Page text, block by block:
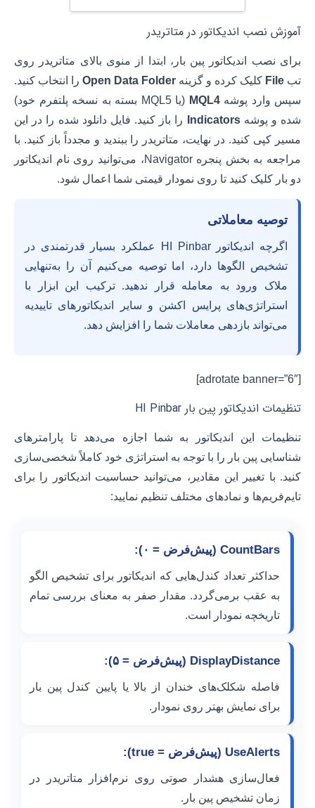
آموزش نصب اندیکاتور در متاتریدر
برای نصب اندیکاتور پین بار، ابتدا از منوی بالای متاتریدر روی
تب File کلیک کرده و گزینه Open Data Folder را انتخاب کنید.
سپس وارد پوشهMQL4
(یا MQL5 بسته به نسخه پلتفرم خود)
شده و پوشهIndicators
را باز کنید. فایل دانلود شده را در این
مسیر کپی کنید. در نهایت، متاتریدر را ببندید و مجدداً باز کنید. با
مراجعه به بخش پنجره Navigator، می‌توانید روی نام اندیکاتور
دو بار کلیک کنید تا روی نمودار قیمتی شما اعمال شود.
توصیه معاملاتی
اگرچه اندیکاتور HI Pinbar عملکرد بسیار قدرتمندی در
تشخیص الگوها دارد، اما توصیه می‌کنیم آن را به‌تنهایی
ملاک ورود به معامله قرار ندهید. ترکیب این ابزار با
استراتژی‌های پرایس اکشن و سایر اندیکاتورهای تاییدیه
می‌تواند بازدهی معاملات شما را افزایش دهد.
[adrotate banner=”6″]
تنظیمات اندیکاتور پین بار HI Pinbar
تنظیمات این اندیکاتور به شما اجازه می‌دهد تا پارامترهای
شناسایی پین بار را با توجه به استراتژی خود کاملاً شخصی‌سازی
کنید. با تغییر این مقادیر، می‌توانید حساسیت اندیکاتور را برای
تایم‌فریم‌ها و نمادهای مختلف تنظیم نمایید:
CountBars (پیش‌فرض = ۰):
حداکثر تعداد کندل‌هایی که اندیکاتور برای تشخیص الگو
به عقب برمی‌گردد. مقدار صفر به معنای بررسی تمام
تاریخچه نمودار است.
DisplayDistance (پیش‌فرض = ۵):
فاصله شکلک‌های خندان از بالا یا پایین کندل پین بار
برای نمایش بهتر روی نمودار.
UseAlerts (پیش‌فرض = true):
فعال‌سازی هشدار صوتی روی نرم‌افزار متاتریدر در
زمان تشخیص پین بار.